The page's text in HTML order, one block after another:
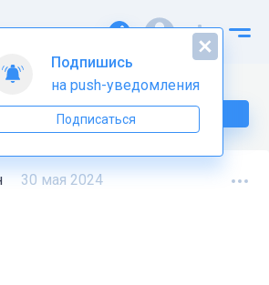
на нас в Telegram
30 мая 2024
Подпишись
на push-уведомления
Подписаться